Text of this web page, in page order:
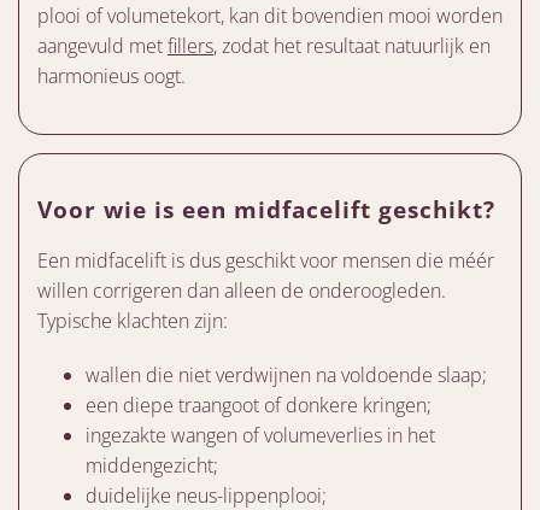
plooi of volumetekort, kan dit bovendien mooi worden
aangevuld metfillers, zodat het resultaat natuurlijk en
harmonieus oogt.
Voor wie is een midfacelift geschikt?
Een midfacelift is dus geschikt voor mensen die méér
willen corrigeren dan alleen de onderoogleden.
Typische klachten zijn:
wallen die niet verdwijnen na voldoende slaap;
een diepe traangoot of donkere kringen;
ingezakte wangen of volumeverlies in het
middengezicht;
duidelijke neus-lippenplooi;